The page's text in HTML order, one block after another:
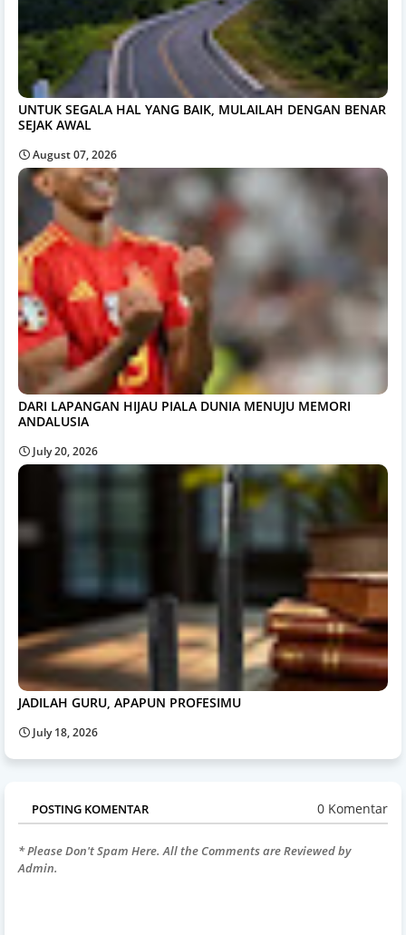
UNTUK SEGALA HAL YANG BAIK, MULAILAH DENGAN BENAR
SEJAK AWAL
August 07, 2026
DARI LAPANGAN HIJAU PIALA DUNIA MENUJU MEMORI
ANDALUSIA
July 20, 2026
JADILAH GURU, APAPUN PROFESIMU
July 18, 2026
POSTING KOMENTAR 0 Komentar
* Please Don't Spam Here. All the Comments are Reviewed by
Admin.